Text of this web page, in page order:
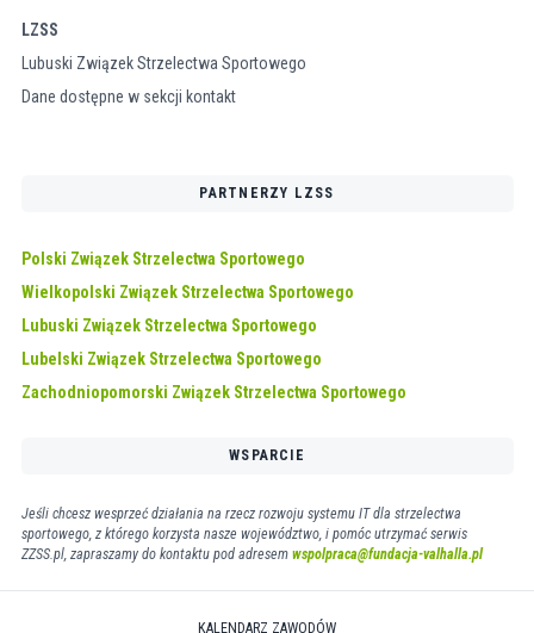
LZSS
Lubuski Związek Strzelectwa Sportowego
Dane dostępne w sekcji kontakt
PARTNERZY LZSS
Polski Związek Strzelectwa Sportowego
Wielkopolski Związek Strzelectwa Sportowego
Lubuski Związek Strzelectwa Sportowego
Lubelski Związek Strzelectwa Sportowego
Zachodniopomorski Związek Strzelectwa Sportowego
WSPARCIE
Jeśli chcesz wesprzeć działania na rzecz rozwoju systemu IT dla strzelectwa
sportowego, z którego korzysta nasze województwo, i pomóc utrzymać serwis
ZZSS.pl, zapraszamy do kontaktu pod adresem wspolpraca@fundacja-valhalla.pl
KALENDARZ ZAWODÓW